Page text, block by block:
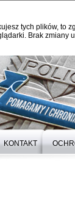
tych plików, to
Brak zmiany
KONTAKT